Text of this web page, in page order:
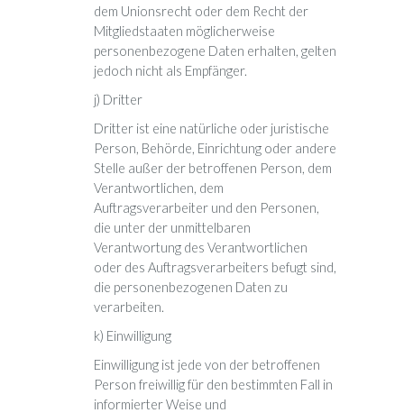
dem Unionsrecht oder dem Recht der
Mitgliedstaaten möglicherweise
personenbezogene Daten erhalten, gelten
jedoch nicht als Empfänger.
j) Dritter
Dritter ist eine natürliche oder juristische
Person, Behörde, Einrichtung oder andere
Stelle außer der betroffenen Person, dem
Verantwortlichen, dem
Auftragsverarbeiter und den Personen,
die unter der unmittelbaren
Verantwortung des Verantwortlichen
oder des Auftragsverarbeiters befugt sind,
die personenbezogenen Daten zu
verarbeiten.
k) Einwilligung
Einwilligung ist jede von der betroffenen
Person freiwillig für den bestimmten Fall in
informierter Weise und